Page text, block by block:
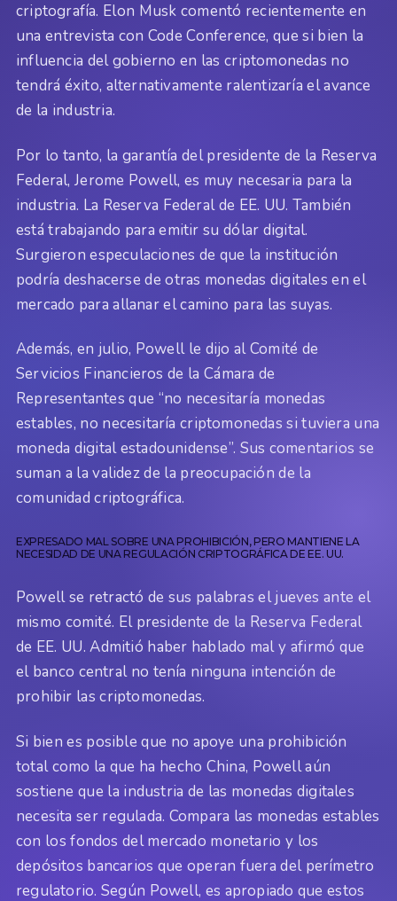
criptografía. Elon Musk comentó recientemente en
una entrevista con Code Conference, que si bien la
influencia del gobierno en las criptomonedas no
tendrá éxito, alternativamente ralentizaría el avance
de la industria.
Por lo tanto, la garantía del presidente de la Reserva
Federal, Jerome Powell, es muy necesaria para la
industria. La Reserva Federal de EE. UU. También
está trabajando para emitir su dólar digital.
Surgieron especulaciones de que la institución
podría deshacerse de otras monedas digitales en el
mercado para allanar el camino para las suyas.
Además, en julio, Powell le dijo al Comité de
Servicios Financieros de la Cámara de
Representantes que “no necesitaría monedas
estables, no necesitaría criptomonedas si tuviera una
moneda digital estadounidense”. Sus comentarios se
suman a la validez de la preocupación de la
comunidad criptográfica.
EXPRESADO MAL SOBRE UNA PROHIBICIÓN, PERO MANTIENE LA
NECESIDAD DE UNA REGULACIÓN CRIPTOGRÁFICA DE EE. UU.
Powell se retractó de sus palabras el jueves ante el
mismo comité. El presidente de la Reserva Federal
de EE. UU. Admitió haber hablado mal y afirmó que
el banco central no tenía ninguna intención de
prohibir las criptomonedas.
Si bien es posible que no apoye una prohibición
total como la que ha hecho China, Powell aún
sostiene que la industria de las monedas digitales
necesita ser regulada. Compara las monedas estables
con los fondos del mercado monetario y los
depósitos bancarios que operan fuera del perímetro
regulatorio. Según Powell, es apropiado que estos